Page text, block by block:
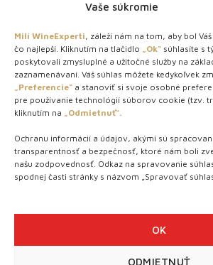
Vaše súkromie
Milí WineExperti, záleží nám na tom, aby bol
čo najlepší. Kliknutím na tlačidlo „Ok“ súhlasíte s
poskytovali zmysluplné a užitočné služby na
zaznamenávaní. Váš súhlas môžete kedykoľvek
„Preferencie“ a stanoviť si svoje osobné
pre používanie technológií súborov cookie (tzv.
kliknutím na „Odmietnuť“.
Ochranu informácií a údajov, akými sú
transparentnosť a bezpečnosť, ktoré nám boli
našu zodpovednosť. Odkaz na spravovanie
spodnej časti stránky s názvom „Spravovať
OK
ODMIETNUŤ
O NÁS
STORE – obchod s vínom a destilátmi od
webovej stránke predávame viac ako
produktov.
Info tel.: +421 917 779 888
Vínotéka: +421 917 888 879
Vínotéka: Bratislavská 49/B, Bratislava 841